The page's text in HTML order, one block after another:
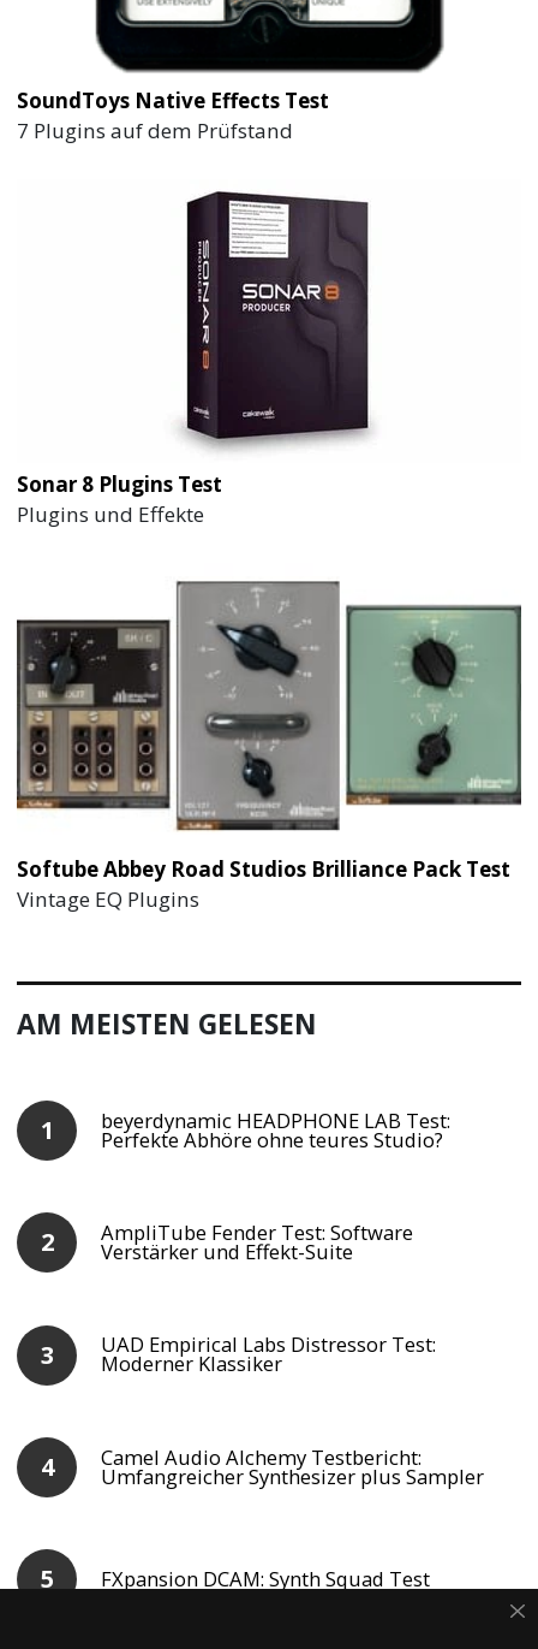
SoundToys Native Effects Test
7 Plugins auf dem Prüfstand
Sonar 8 Plugins Test
Plugins und Effekte
Softube Abbey Road Studios Brilliance Pack Test
Vintage EQ Plugins
AM MEISTEN GELESEN
beyerdynamic HEADPHONE LAB Test:
Perfekte Abhöre ohne teures Studio?
AmpliTube Fender Test: Software
Verstärker und Effekt-Suite
UAD Empirical Labs Distressor Test:
Moderner Klassiker
Camel Audio Alchemy Testbericht:
Umfangreicher Synthesizer plus Sampler
FXpansion DCAM: Synth Squad Test